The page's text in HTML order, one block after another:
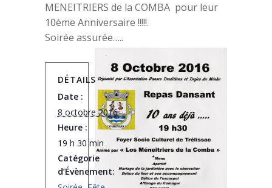
MENEITRIERS de la COMBA pour leur
10ème Anniversaire !!!!!.
Soirée assurée…..
DÉTAILS
Date :
8 octobre 2016
Heure :
19 h 30 min
Catégorie
d’Évènement: